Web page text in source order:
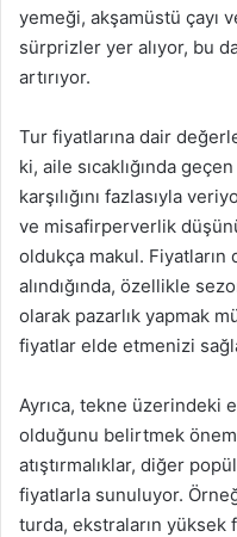
yemeği, akşamüstü çayı
sürprizler yer alıyor, bu
artırıyor.
Tur fiyatlarına dair
ki, aile sıcaklığında
karşılığını fazlasıyla
ve misafirperverlik
oldukça makul.
alındığında, özellikle
olarak pazarlık yapmak
fiyatlar elde etmenizi
Ayrıca, tekne üzerindeki
olduğunu belirtmek
atıştırmalıklar, diğer
fiyatlarla sunuluyor.
turda, ekstraların yüksek